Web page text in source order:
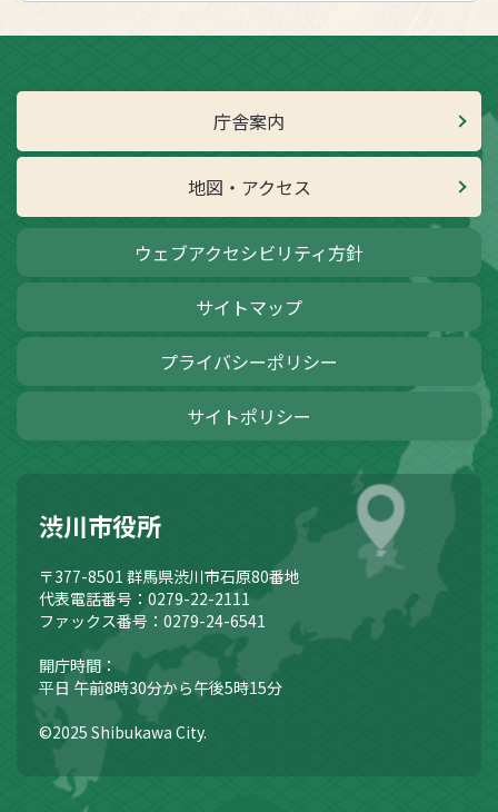
庁舎案内
地図・アクセス
ウェブアクセシビリティ方針
サイトマップ
プライバシーポリシー
サイトポリシー
渋川市役所
〒377-8501 群馬県渋川市石原80番地
代表電話番号：0279-22-2111
ファックス番号：0279-24-6541
開庁時間：
平日 午前8時30分から午後5時15分
©2025 Shibukawa City.